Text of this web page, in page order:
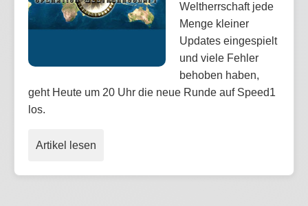
Weltherrschaft jede
Menge kleiner
Updates eingespielt
und viele Fehler
behoben haben,
geht Heute um 20 Uhr die neue Runde auf Speed1
los.
Artikel lesen